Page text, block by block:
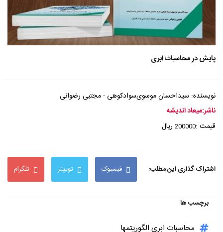
پایش در محاسبات ابری
نویسنده: سیداحسان موسوی‌سوادکوهی - مجتبی رضوانی
ناشر:میعاد اندیشه
قیمت :200000 ریال
اشتراک گذاری این مطلب: فیسبوک توییتر تلگرام
برچسب ها
محاسبات ابری الگوریتمها